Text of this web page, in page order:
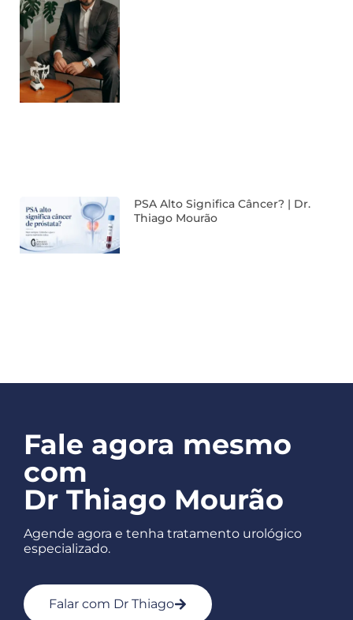
PSA Alto Significa Câncer? | Dr.
Thiago Mourão
Fale agora mesmo
com
Dr Thiago Mourão
Agende agora e tenha tratamento urológico
especializado.
Falar com Dr Thiago